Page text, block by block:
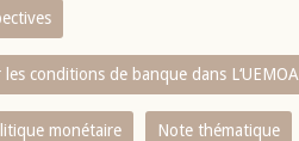
conditions de banque dans L‘UEMOA
monétaire Note thématique